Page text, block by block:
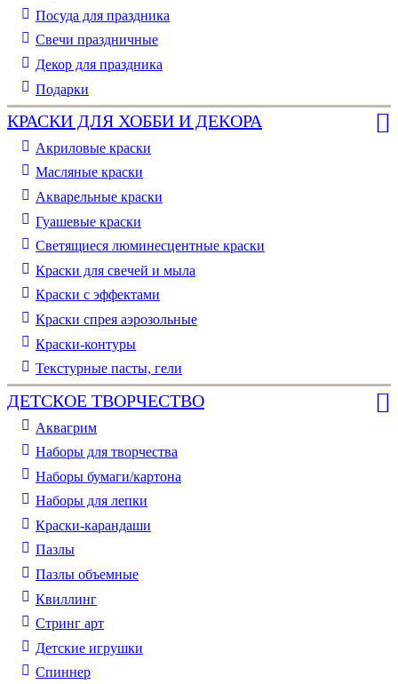
Посуда для праздника
Свечи праздничные
Декор для праздника
Подарки
КРАСКИ ДЛЯ ХОББИ И ДЕКОРА
Акриловые краски
Масляные краски
Акварельные краски
Гуашевые краски
Светящиеся люминесцентные краски
Краски для свечей и мыла
Краски с эффектами
Краски спрея аэрозольные
Краски-контуры
Текстурные пасты, гели
ДЕТСКОЕ ТВОРЧЕСТВО
Аквагрим
Наборы для творчества
Наборы бумаги/картона
Наборы для лепки
Краски-карандаши
Пазлы
Пазлы объемные
Квиллинг
Стринг арт
Детские игрушки
Спиннер